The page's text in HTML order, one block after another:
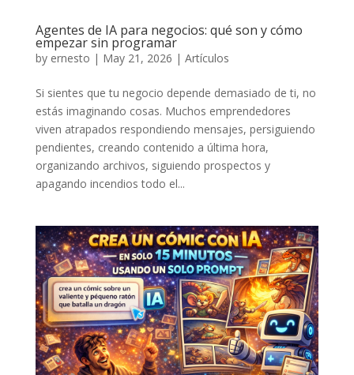
Agentes de IA para negocios: qué son y cómo
empezar sin programar
by ernesto | May 21, 2026 | Artículos
Si sientes que tu negocio depende demasiado de ti, no
estás imaginando cosas. Muchos emprendedores
viven atrapados respondiendo mensajes, persiguiendo
pendientes, creando contenido a última hora,
organizando archivos, siguiendo prospectos y
apagando incendios todo el...